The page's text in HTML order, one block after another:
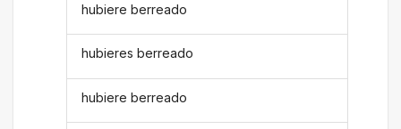
hubiere berreado
hubieres berreado
hubiere berreado